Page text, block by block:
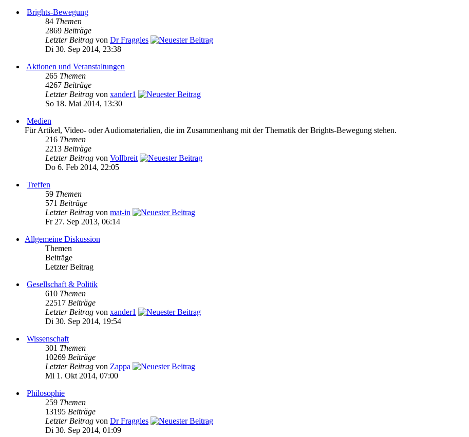
Brights-Bewegung
84 Themen
2869 Beiträge
Letzter Beitrag von Dr Fraggles
Di 30. Sep 2014, 23:38
Aktionen und Veranstaltungen
265 Themen
4267 Beiträge
Letzter Beitrag von xander1
So 18. Mai 2014, 13:30
Medien
Für Artikel, Video- oder Audiomaterialien, die im Zusammenhang mit der Thematik der Brights-Bewegung stehen.
216 Themen
2213 Beiträge
Letzter Beitrag von Vollbreit
Do 6. Feb 2014, 22:05
Treffen
59 Themen
571 Beiträge
Letzter Beitrag von mat-in
Fr 27. Sep 2013, 06:14
Allgemeine Diskussion
Themen
Beiträge
Letzter Beitrag
Gesellschaft & Politik
610 Themen
22517 Beiträge
Letzter Beitrag von xander1
Di 30. Sep 2014, 19:54
Wissenschaft
301 Themen
10269 Beiträge
Letzter Beitrag von Zappa
Mi 1. Okt 2014, 07:00
Philosophie
259 Themen
13195 Beiträge
Letzter Beitrag von Dr Fraggles
Di 30. Sep 2014, 01:09